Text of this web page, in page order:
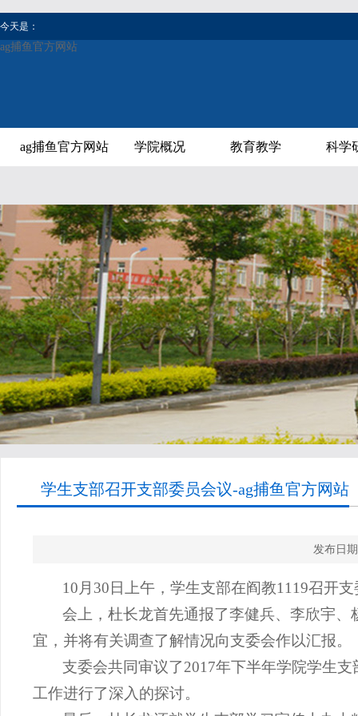
今天是：
ag捕鱼官方网站
ag捕鱼官方网站 学院概况 教育教学 科学
学生支部召开支部委员会议-ag捕鱼官方网站
发布日
10 月 30 日上午，学生支部在阎教1119召开支
会上，杜长龙首先通报了李健兵、李欣宇
宜，并将有关调查了解情况向支委会作以汇报。
支委会共同审议了2017年下半年学院学生
工作进行了深入的探讨。